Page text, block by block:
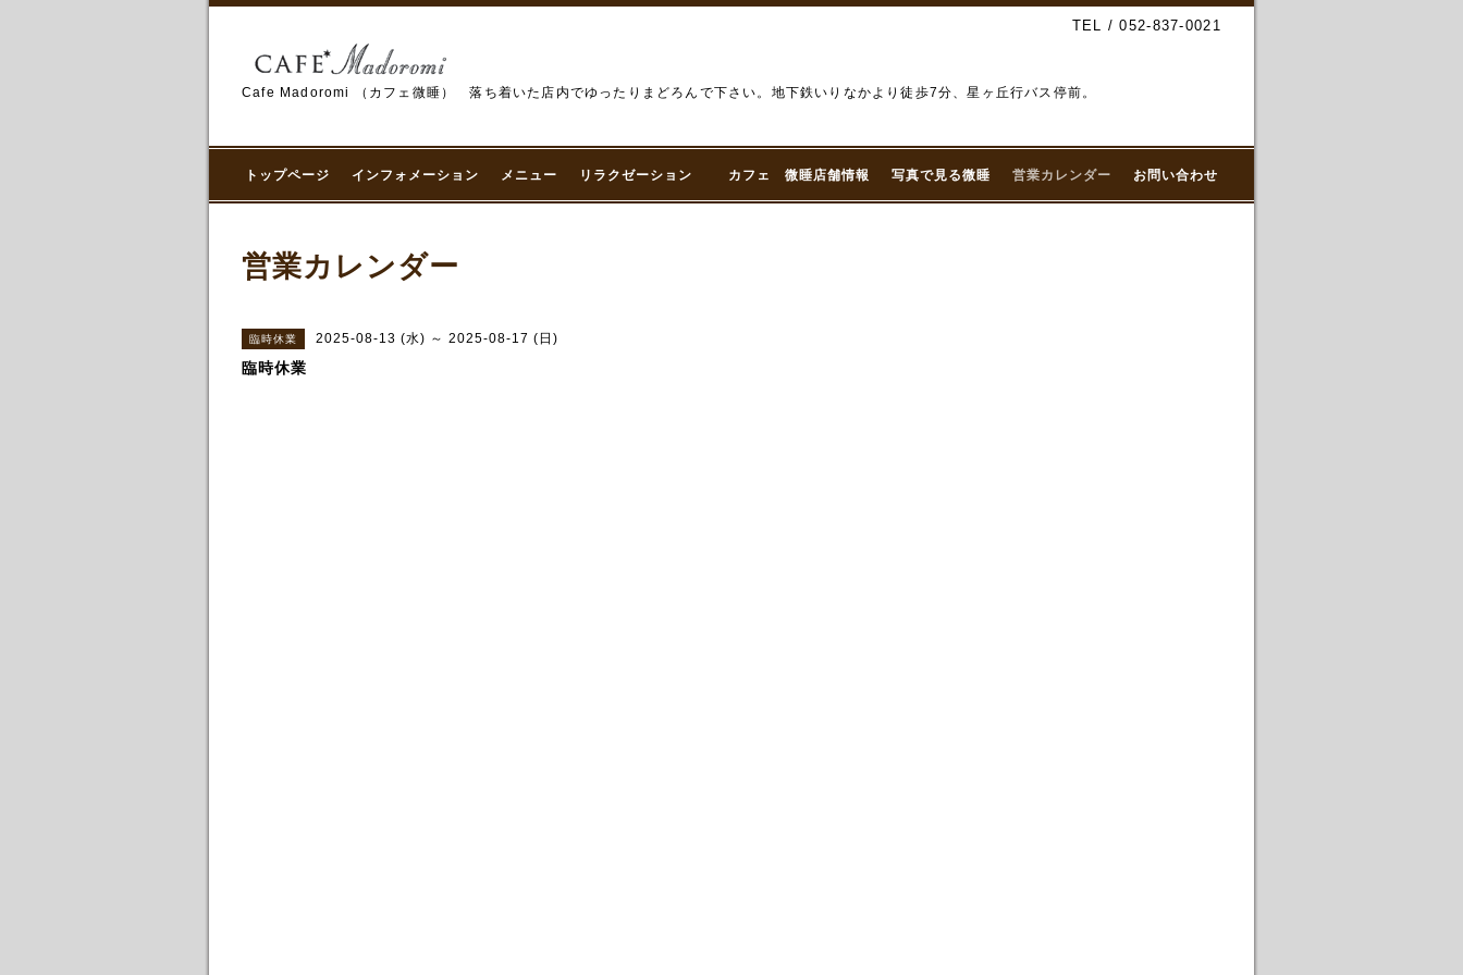
TEL / 052-837-0021
Cafe Madoromi （カフェ微睡） 落ち着いた店内でゆったりまどろんで下さい。地下鉄いりなかより徒歩7分、星ヶ丘行バス停前。
トップページ インフォメーション メニュー リラクゼーション カフェ 微睡店舗情報 写真で見る微睡 営業カレンダー お問い合わせ
営業カレンダー
臨時休業 2025-08-13 (水) ～ 2025-08-17 (日)
臨時休業